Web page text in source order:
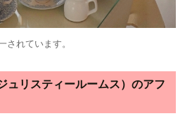
されています。
リスティールームス）のアフ